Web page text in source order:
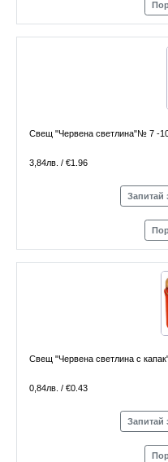
Свещ "Червена светлина"№ 7 -
3,84лв. / €1.96
Запитай
Свещ "Червена светлина с
0,84лв. / €0.43
Запитай